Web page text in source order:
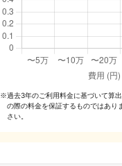
※過去3年のご利⽤料⾦に基づいて算
の際の料⾦を保証するものではあり
さい。